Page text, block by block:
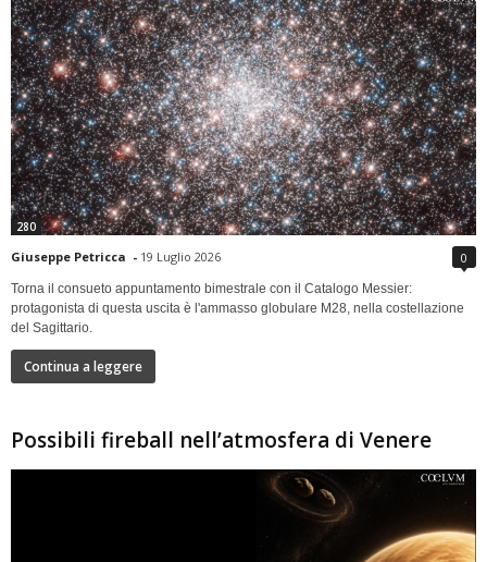
280
Giuseppe Petricca - 19 Luglio 2026 0
Torna il consueto appuntamento bimestrale con il Catalogo Messier:
protagonista di questa uscita è l'ammasso globulare M28, nella costellazione
del Sagittario.
Continua a leggere
Possibili fireball nell’atmosfera di Venere